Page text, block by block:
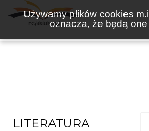
Używamy plików cookies
oznacza, że będą
LITERATURA